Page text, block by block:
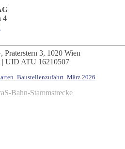
4
3, 1020 Wien
UID ATU 16210507
2026
S-Bahn-Stammstrecke